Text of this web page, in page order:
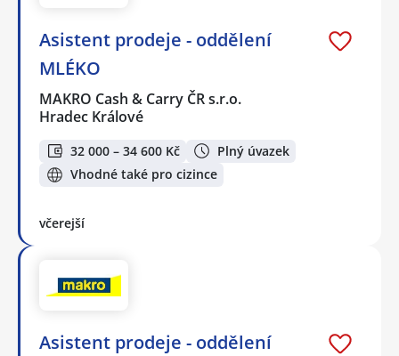
Asistent prodeje - oddělení
MLÉKO
MAKRO Cash & Carry ČR s.r.o.
Hradec Králové
32 000 – 34 600 Kč
Plný úvazek
Vhodné také pro cizince
včerejší
Asistent prodeje - oddělení